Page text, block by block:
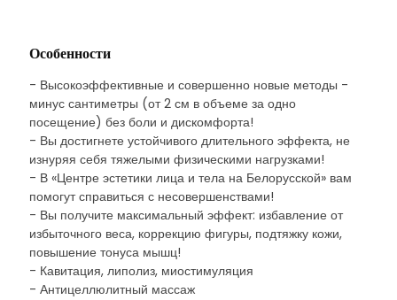
Особенности
- Высокоэффективные и совершенно новые методы -
минус сантиметры (от 2 см в объеме за одно
посещение) без боли и дискомфорта!
- Вы достигнете устойчивого длительного эффекта, не
изнуряя себя тяжелыми физическими нагрузками!
- В «Центре эстетики лица и тела на Белорусской» вам
помогут справиться с несовершенствами!
- Вы получите максимальный эффект: избавление от
избыточного веса, коррекцию фигуры, подтяжку кожи,
повышение тонуса мышц!
- Кавитация, липолиз, миостимуляция
- Антицеллюлитный массаж